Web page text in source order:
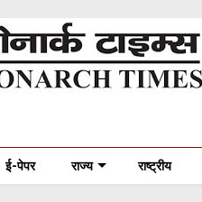
ई-पेपर राज्य राष्ट्रीय